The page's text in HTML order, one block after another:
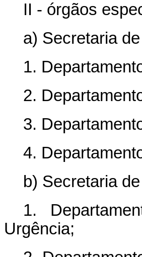
II - órgãos
a) Secretaria
1.
2.
3.
4.
b) Secretaria
1.
Urgência;